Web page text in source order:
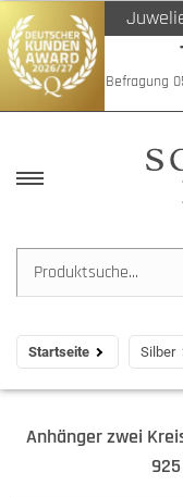
Befragung
Startseite Silber
Anhänger zwei